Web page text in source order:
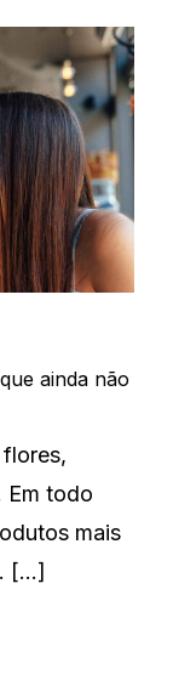
ainda não
Em todo
mais
[…]